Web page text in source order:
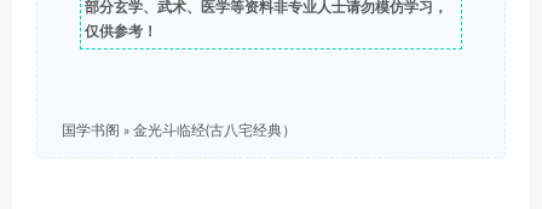
部分玄学、武术、医学等资料非专业人士请勿模仿学习，
仅供参考！
国学书阁 » 金光斗临经(古八宅经典）